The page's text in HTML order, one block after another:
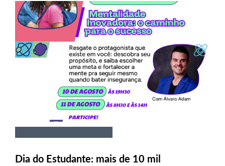
Dia do Estudante: mais de 10 mil